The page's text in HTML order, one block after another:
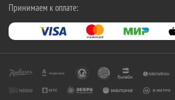
Принимаем к оплате: